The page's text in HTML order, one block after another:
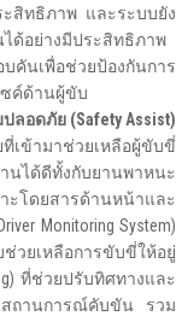
สิทธิภาพ และระบบยัง
ด้อย่างมีประสิทธิภาพ
คันเพื่อช่วยป้องกันการ
ซค์ด้านผู้ขับ
ลอดภัย (Safety Assist)
เข้ามาช่วยเหลือผู้ขับขี่
นได้ดีทั้งกับยานพาหนะ
ะโดยสารด้านหน้าและ
Monitoring System)
วยเหลือการขับขี่ให้อยู่
ที่ช่วยปรับทิศทางและ
สถานการณ์คับขัน รวม